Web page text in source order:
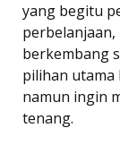
yang begitu
berkembang
pilihan utama
namun ingin
tenang.